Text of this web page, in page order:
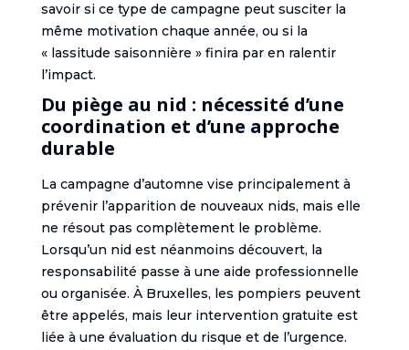
savoir si ce type de campagne peut susciter la
même motivation chaque année, ou si la
« lassitude saisonnière » finira par en ralentir
l’impact.
Du piège au nid : nécessité d’une
coordination et d’une approche
durable
La campagne d’automne vise principalement à
prévenir l’apparition de nouveaux nids, mais elle
ne résout pas complètement le problème.
Lorsqu’un nid est néanmoins découvert, la
responsabilité passe à une aide professionnelle
ou organisée. À Bruxelles, les pompiers peuvent
être appelés, mais leur intervention gratuite est
liée à une évaluation du risque et de l’urgence.